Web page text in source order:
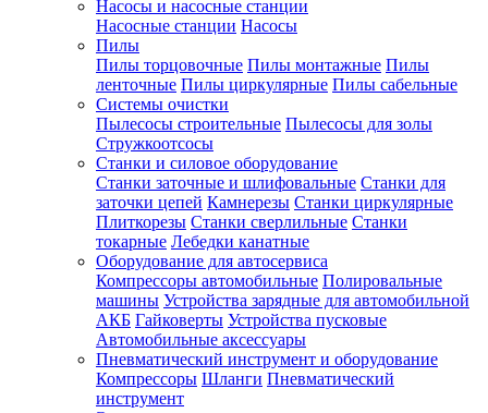
Насосы и насосные станции
Насосные станции Насосы
Пилы
Пилы торцовочные Пилы монтажные Пилы
ленточные Пилы циркулярные Пилы сабельные
Системы очистки
Пылесосы строительные Пылесосы для золы
Стружкоотсосы
Станки и силовое оборудование
Станки заточные и шлифовальные Станки для
заточки цепей Камнерезы Станки циркулярные
Плиткорезы Станки сверлильные Станки
токарные Лебедки канатные
Оборудование для автосервиса
Компрессоры автомобильные Полировальные
машины Устройства зарядные для автомобильной
АКБ Гайковерты Устройства пусковые
Автомобильные аксессуары
Пневматический инструмент и оборудование
Компрессоры Шланги Пневматический
инструмент